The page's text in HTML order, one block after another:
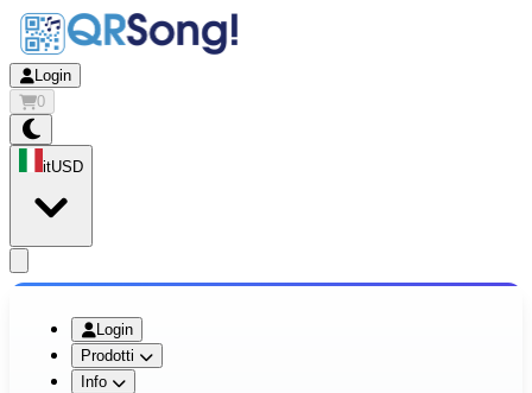
Login
0
itUSD
Login
Prodotti
Info